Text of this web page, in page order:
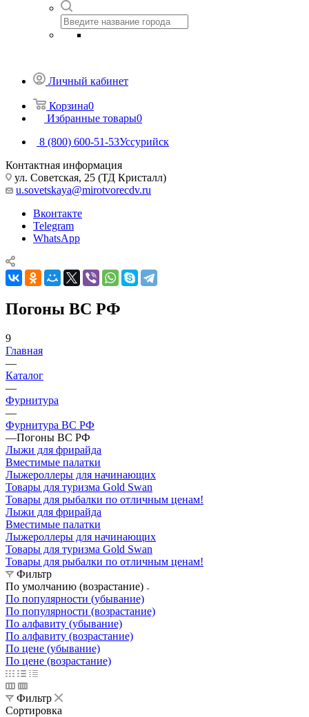
Личный кабинет
Корзина0
Избранные товары0
8 (800) 600-51-53Уссурийск
Контактная информация
ул. Советская, 25 (ТД Кристалл)
u.sovetskaya@mirotvorecdv.ru
Вконтакте
Telegram
WhatsApp
Погоны ВС РФ
9
Главная
—
Каталог
—
Фурнитура
—
Фурнитура ВС РФ
—Погоны ВС РФ
Лыжи для фрирайда
Вместимые палатки
Лыжероллеры для начинающих
Товары для туризма Gold Swan
Товары для рыбалки по отличным ценам!
Лыжи для фрирайда
Вместимые палатки
Лыжероллеры для начинающих
Товары для туризма Gold Swan
Товары для рыбалки по отличным ценам!
Фильтр
По умолчанию (возрастание)
По популярности (убывание)
По популярности (возрастание)
По алфавиту (убывание)
По алфавиту (возрастание)
По цене (убывание)
По цене (возрастание)
Фильтр
Сортировка